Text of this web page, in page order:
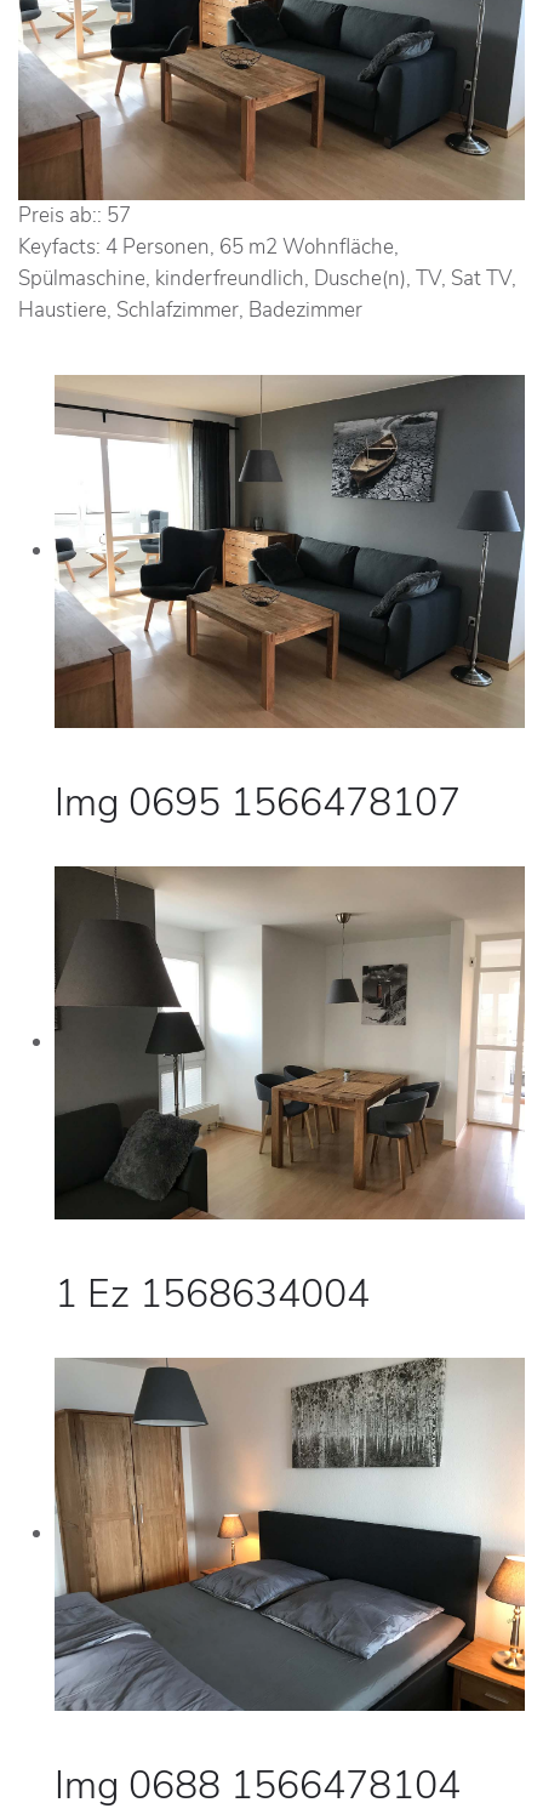
Preis ab:: 57
Keyfacts: 4 Personen, 65 m2 Wohnfläche,
Spülmaschine, kinderfreundlich, Dusche(n), TV, Sat TV,
Haustiere, Schlafzimmer, Badezimmer
Img 0695 1566478107
1 Ez 1568634004
Img 0688 1566478104